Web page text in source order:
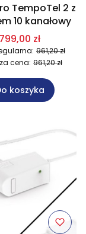
TempoTel 2 z
10 kanałowy
799,00 zł
961,20 zł
cena: 961,20 zł
koszyka